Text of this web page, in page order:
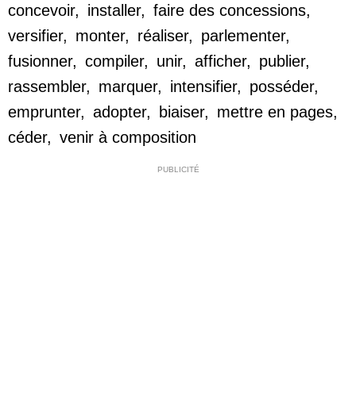
concevoir, installer, faire des concessions,
versifier, monter, réaliser, parlementer,
fusionner, compiler, unir, afficher, publier,
rassembler, marquer, intensifier, posséder,
emprunter, adopter, biaiser, mettre en pages,
céder, venir à composition
PUBLICITÉ